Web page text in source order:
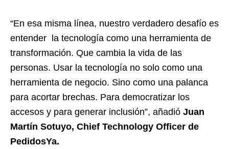
“En esa misma línea, nuestro verdadero desafío es
entender la tecnología como una herramienta de
transformación. Que cambia la vida de las
personas. Usar la tecnología no solo como una
herramienta de negocio. Sino como una palanca
para acortar brechas. Para democratizar los
accesos y para generar inclusión”, añadió Juan
Martín Sotuyo, Chief Technology Officer de
PedidosYa.